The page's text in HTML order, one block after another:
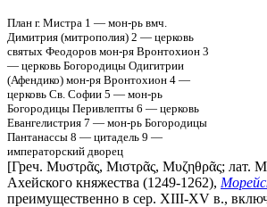
План г. Мистра 1 — мон-рь вмч.
Димитрия (митрополия) 2 — церковь
святых Феодоров мон-ря Вронтохион 3
— церковь Богородицы Одигитрии
(Афендико) мон-ря Вронтохион 4 —
церковь Св. Софии 5 — мон-рь
Богородицы Перивлепты 6 — церковь
Евангелистрия 7 — мон-рь Богородицы
Пантанассы 8 — цитадель 9 —
императорский дворец
[Греч. Μυστρᾶς, Μιστρᾶς, Μυζηθρᾶς; лат.
Ахейского княжества (1249-1262),
преимущественно в сер. XIII-XV в.,